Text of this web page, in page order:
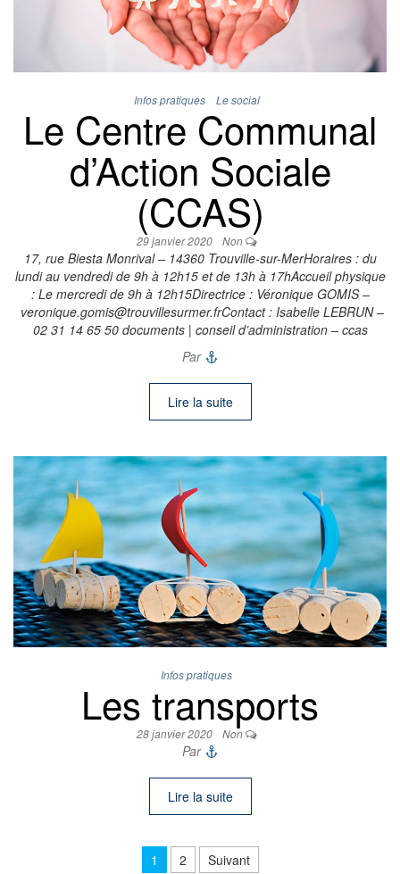
Infos pratiques Le social
Le Centre Communal
d’Action Sociale
(CCAS)
29 janvier 2020 Non
17, rue Biesta Monrival – 14360 Trouville-sur-MerHoraires : du
lundi au vendredi de 9h à 12h15 et de 13h à 17hAccueil physique
: Le mercredi de 9h à 12h15Directrice : Véronique GOMIS –
veronique.gomis@trouvillesurmer.frContact : Isabelle LEBRUN –
02 31 14 65 50 documents | conseil d’administration – ccas
Par
Lire la suite
Infos pratiques
Les transports
28 janvier 2020 Non
Par
Lire la suite
Pagination des publications
1 2 Suivant